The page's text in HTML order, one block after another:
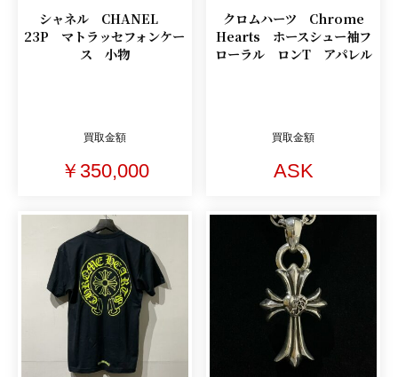
シャネル CHANEL
23P マトラッセフォンケー
ス 小物
買取金額
￥350,000
クロムハーツ Chrome
Hearts ホースシュー袖フ
ローラル ロンT アパレル
買取金額
ASK